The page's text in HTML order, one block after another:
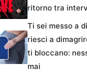
ritorno tra
Ti sei messo a
riesci a
ti bloccano:
mai